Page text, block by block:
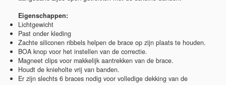
Eigenschappen:
Lichtgewicht
Past onder kleding
Zachte siliconen ribbels helpen de brace op zijn plaats te houden.
BOA knop voor het instellen van de correctie.
Magneet clips voor makkelijk aantrekken van de brace.
Houdt de knieholte vrij van banden.
Er zijn slechts 6 braces nodig voor volledige dekking van de